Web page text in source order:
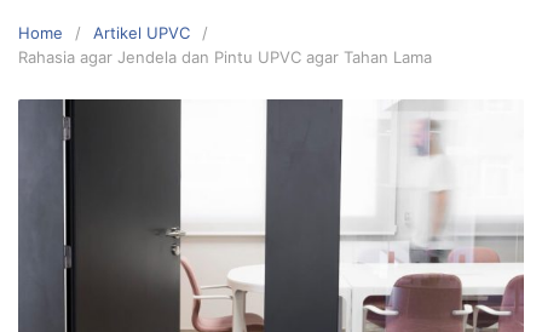
Home
Artikel UPVC
Rahasia agar Jendela dan Pintu UPVC agar Tahan Lama